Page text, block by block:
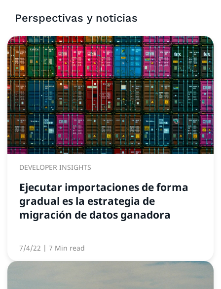
Perspectivas y noticias
DEVELOPER INSIGHTS
Ejecutar importaciones de forma
gradual es la estrategia de
migración de datos ganadora
7/4/22 | 7 Min read